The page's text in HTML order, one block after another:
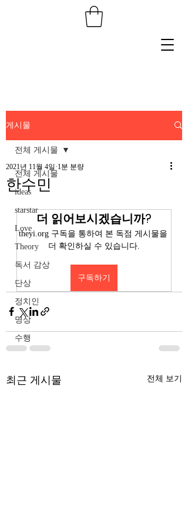
게시물
전체 게시물
ideas
starstar
Love
Theory
독서 감상
단상
정치인
명상
수행
전체 게시물
한수민
2021년 11월 4일 1분 분량
더 읽어보시겠습니까?
theyi.org 구독을 통하여 본 독점 게시물을
더 확인하실 수 있습니다.
구독하기
최근 게시물 전체 보기